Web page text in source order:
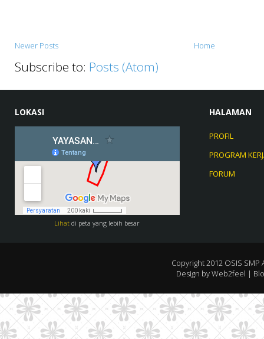
Newer Posts Home
Subscribe to: Posts (Atom)
LOKASI
Lihatdi peta yang lebih besar
HALAMAN
PROFIL
PROGRAM
FORUM
Copyright 2012 OSIS SMP
Design byWeb2feel |